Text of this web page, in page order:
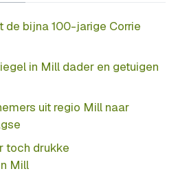
de bijna 100-jarige Corrie
in Mill dader en getuigen
uit regio Mill naar
toch drukke
Mill